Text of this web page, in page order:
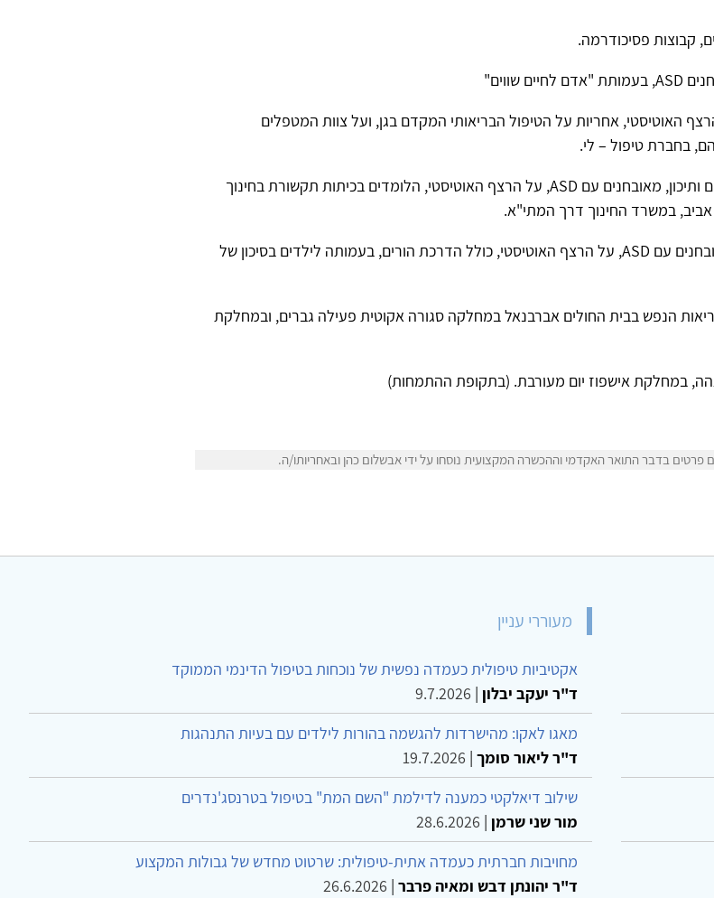
קבוצות פסיכודרמה.
ASD, בעמותת "אדם לחיים שווים"
האוטיסטי, אחריות על הטיפול הבריאותי המקדם בגן, ועל צוות המטפלים
בחברת טיפול – לי.
טיפול רגשי פרטני בנערים ונוער בגילאיי חטיבת ביניים ותיכון, מאובחנים עם ASD, על הרצף האוטיסטי, הלומדים בכיתות תקשורת בחינוך
במשרד החינוך דרך המתי"א.
טיפול רגשי פרטני בגן תקשורת לילדים בגיל 3-6 מאובחנים עם ASD, על הרצף האוטיסטי, כולל הדרכת הורים, בעמותה לילדים בסיכון של
הנפש בבית החולים אברבנאל במחלקה סגורה אקוטית פעילה גברים, ובמחלקת
במחלקת אישפוז יום מעורבת. (בתקופת ההתמחות)
בדבר התואר האקדמי וההכשרה המקצועית נוסחו על ידי אבשלום כהן ובאחריותו/ה.
מעוררי עניין
אקטיביות טיפולית כעמדה נפשית של נוכחות בטיפול הדינמי הממוקד
ד"ר יעקב יבלון |
9.7.2026
מאגו לאקו: מהישרדות להגשמה בהורות לילדים עם בעיות התנהגות
ד"ר ליאור סומך |
19.7.2026
שילוב דיאלקטי כמענה לדילמת "השם המת" בטיפול בטרנסג'נדרים
מור שני שרמן |
28.6.2026
מחויבות חברתית כעמדה אתית-טיפולית: שרטוט מחדש של גבולות המקצוע
ד"ר יהונתן דבש ומאיה פרבר |
26.6.2026